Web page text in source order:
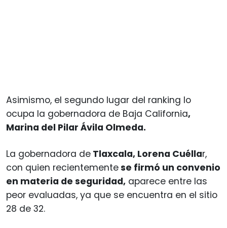
Asimismo, el segundo lugar del ranking lo
ocupa la gobernadora de Baja California,
Marina del Pilar Ávila Olmeda.
La gobernadora de Tlaxcala, Lorena Cuéllar,
con quien recientementese firmó un convenio
en materia de seguridad, aparece entre las
peor evaluadas, ya que se encuentra en el sitio
28 de 32.